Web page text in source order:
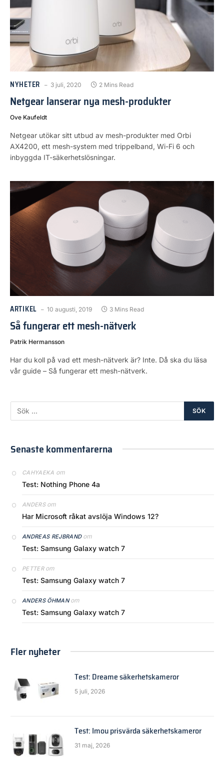
NYHETER 3 juli, 2020 2 Mins Read
Netgear lanserar nya mesh-produkter
Ove Kaufeldt
Netgear utökar sitt utbud av mesh-produkter med Orbi
AX4200, ett mesh-system med trippelband, Wi-Fi 6 och
inbyggda IT-säkerhetslösningar.
ARTIKEL 10 augusti, 2019 3 Mins Read
Så fungerar ett mesh-nätverk
Patrik Hermansson
Har du koll på vad ett mesh-nätverk är? Inte. Då ska du läsa
vår guide – Så fungerar ett mesh-nätverk.
Senaste kommentarerna
CAHYAEKA om
Test: Nothing Phone 4a
ANDERSom
Har Microsoft råkat avslöja Windows 12?
ANDREAS REJBRANDom
Test: Samsung Galaxy watch 7
PETTERom
Test: Samsung Galaxy watch 7
ANDERS ÖHMANom
Test: Samsung Galaxy watch 7
Fler nyheter
Test: Dreame säkerhetskameror
5 juli, 2026
Test: Imou prisvärda säkerhetskameror
31 maj, 2026